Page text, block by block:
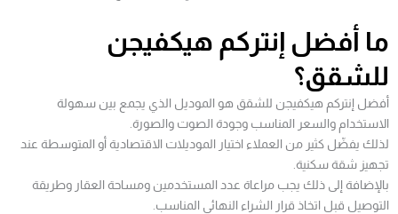
ما أفضل إنتركم هيكفيجن
للشقق؟
أفضل إنتركم هيكفيجن للشقق هو الموديل الذي يجمع بين سهولة
الاستخدام والسعر المناسب وجودة الصوت والصورة.
لذلك يفضّل كثير من العملاء اختيار الموديلات الاقتصادية أو المتوسطة عند
تجهيز شقة سكنية.
بالإضافة إلى ذلك يجب مراعاة عدد المستخدمين ومساحة العقار وطريقة
التوصيل قبل اتخاذ قرار الشراء النهائي المناسب.